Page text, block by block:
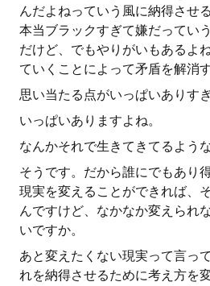
んだよねっていう風に納得させ
本当ブラックすぎて嫌だってい
だけど、でもやりがいもあるよ
ていくことによって矛盾を解消
思い当たる点がいっぱいありすぎ
いっぱいありますよね。
なんかそれで生きてきてるよう
そうです。だから誰にでもあり
現実を変えることができれば、
んですけど、なかなか変えられ
いですか。
あと変えたくない現実って言っ
れを納得させるために考え方を